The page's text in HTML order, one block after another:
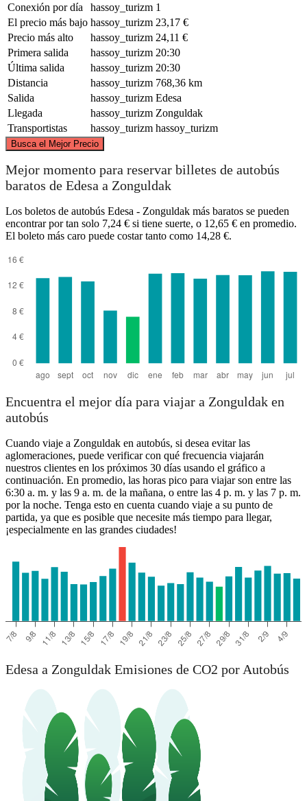
Conexión por día
hassoy_turizm 1
El precio más bajo hassoy_turizm 23,17 €
Precio más alto
hassoy_turizm 24,11 €
Primera salida
hassoy_turizm 20:30
Última salida
hassoy_turizm 20:30
Distancia
hassoy_turizm 768,36 km
Salida
hassoy_turizm Edesa
Llegada
hassoy_turizm Zonguldak
Transportistas
hassoy_turizm hassoy_turizm
Busca el Mejor Precio
©CARTO, ©OpenStreetMap
Mejor momento para reservar billetes de autobús
baratos de Edesa a Zonguldak
Los boletos de autobús Edesa - Zonguldak más baratos se pueden
encontrar por tan solo 7,24 € si tiene suerte, o 12,65 € en promedio.
El boleto más caro puede costar tanto como 14,28 €.
Encuentra el mejor día para viajar a Zonguldak en
autobús
Cuando viaje a Zonguldak en autobús, si desea evitar las
aglomeraciones, puede verificar con qué frecuencia viajarán
nuestros clientes en los próximos 30 días usando el gráfico a
continuación. En promedio, las horas pico para viajar son entre las
6:30 a. m. y las 9 a. m. de la mañana, o entre las 4 p. m. y las 7 p. m.
por la noche. Tenga esto en cuenta cuando viaje a su punto de
partida, ya que es posible que necesite más tiempo para llegar,
¡especialmente en las grandes ciudades!
Edesa a Zonguldak Emisiones de CO2 por Autobús